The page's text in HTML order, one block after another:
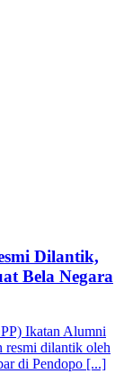
Dilantik,
Bela Negara
Ikatan Alumni
resmi dilantik oleh
di Pendopo [...]